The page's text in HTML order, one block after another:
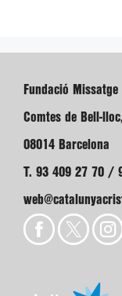
Fundació
Comtes de Bell-
08014 Barcelona
T. 93 409 27 70 /